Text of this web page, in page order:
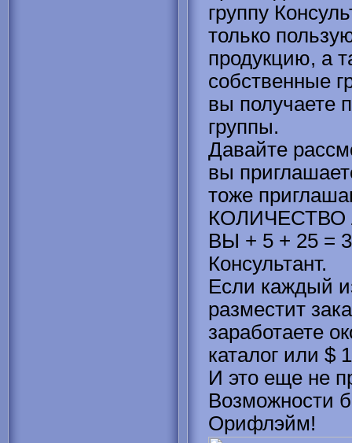
группу
только
продукцию, а
собственные
вы получаете
группы.
Давайте
вы
тоже
ВЫ + 5 + 25 =
Консультант.
Если каждый
разместит
заработаете
каталог или $
И это еще не
Возможности
Орифлэйм!